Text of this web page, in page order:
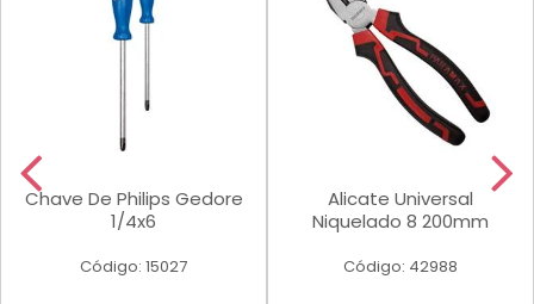
Chave De Philips Gedore
1/4x6
Código: 15027
Alicate Universal
Niquelado 8 200mm
Código: 42988